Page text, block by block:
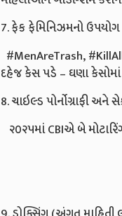
7. ફેક ફેમિનિઝમનો ઉપયોગ
#MenAreTrash,
દહેજ કેસ પડે – ઘણા
8. ચાઇલ્ડ પોર્નોગ્રાફી અને
૨૦૨૫માં CBIએ બે